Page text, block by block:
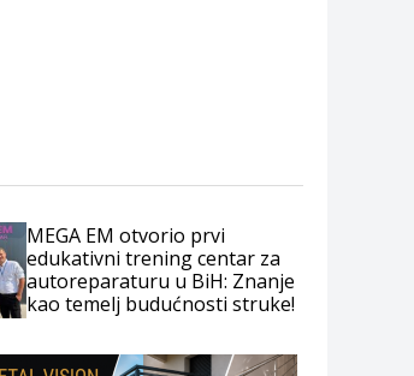
MEGA EM otvorio prvi
edukativni trening centar za
autoreparaturu u BiH: Znanje
kao temelj budućnosti struke!